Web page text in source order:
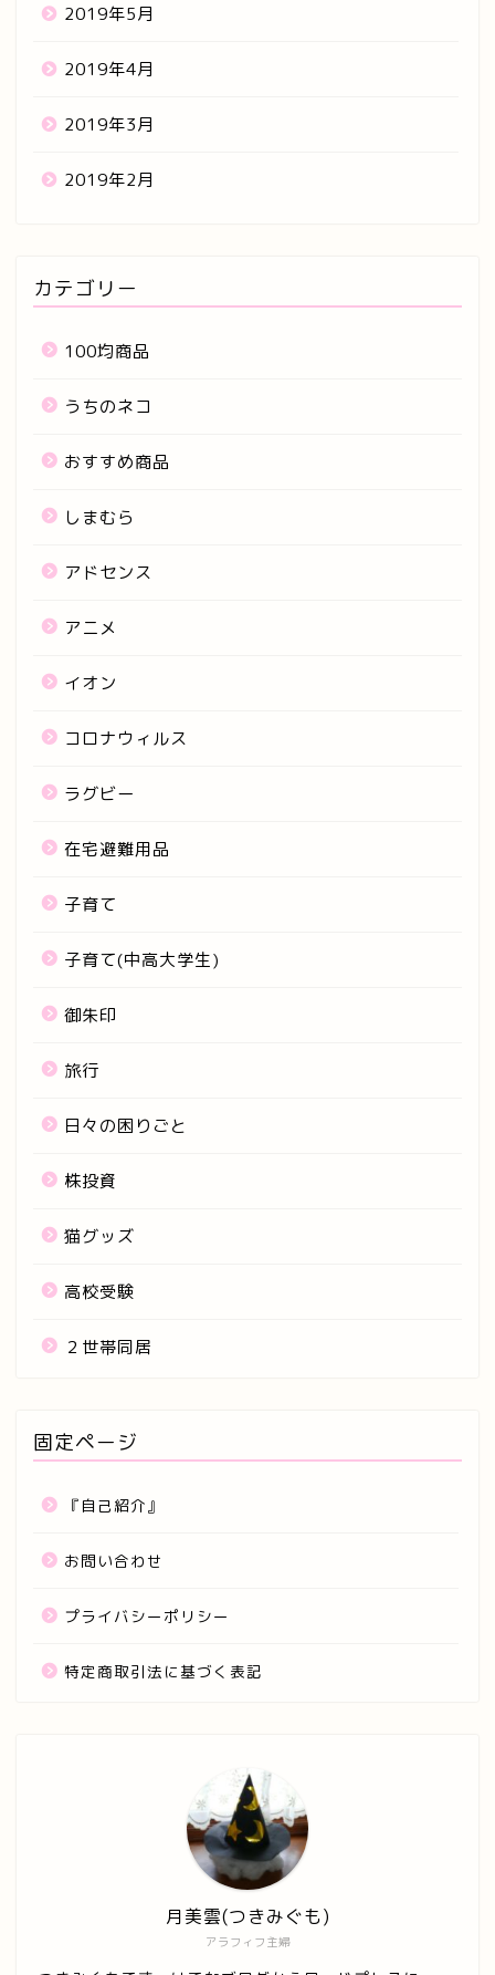
2019年5月
2019年4月
2019年3月
2019年2月
カテゴリー
100均商品
うちのネコ
おすすめ商品
しまむら
アドセンス
アニメ
イオン
コロナウィルス
ラグビー
在宅避難用品
子育て
子育て(中高大学生)
御朱印
旅行
日々の困りごと
株投資
猫グッズ
高校受験
２世帯同居
固定ページ
『自己紹介』
お問い合わせ
プライバシーポリシー
特定商取引法に基づく表記
アラフィフ主婦
月美雲(つきみぐも)